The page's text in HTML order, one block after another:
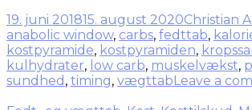
19. juni 201815. august 2020Christian
anabolic window, carbs, fedttab,
kostpyramide, kostpyramiden,
kulhydrater, low carb, muskelvækst,
sundhed , timing, vægttabLeave a